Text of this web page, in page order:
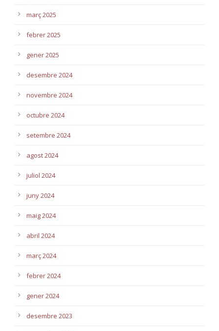
març 2025
febrer 2025
gener 2025
desembre 2024
novembre 2024
octubre 2024
setembre 2024
agost 2024
juliol 2024
juny 2024
maig 2024
abril 2024
març 2024
febrer 2024
gener 2024
desembre 2023